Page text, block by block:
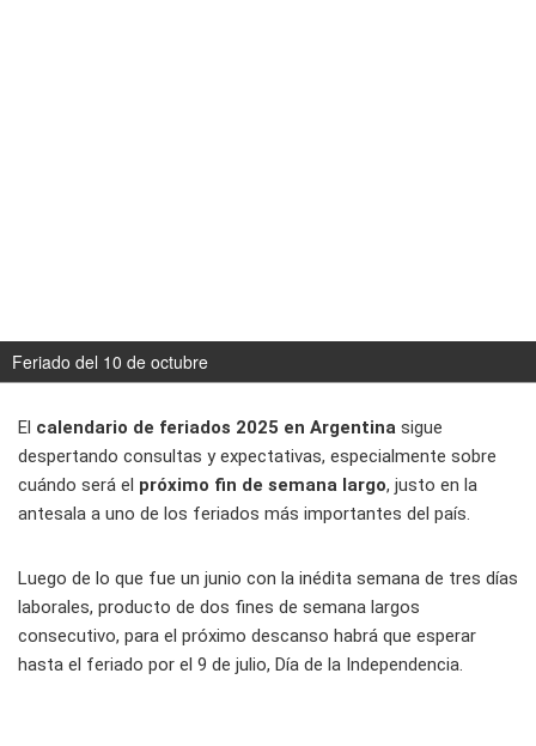
Feriado del 10 de octubre
El calendario de feriados 2025 en Argentina sigue
despertando consultas y expectativas, especialmente sobre
cuándo será el próximo fin de semana largo, justo en la
antesala a uno de los feriados más importantes del país.
Luego de lo que fue un junio con la inédita semana de tres días
laborales, producto de dos fines de semana largos
consecutivo, para el próximo descanso habrá que esperar
hasta el feriado por el 9 de julio, Día de la Independencia.